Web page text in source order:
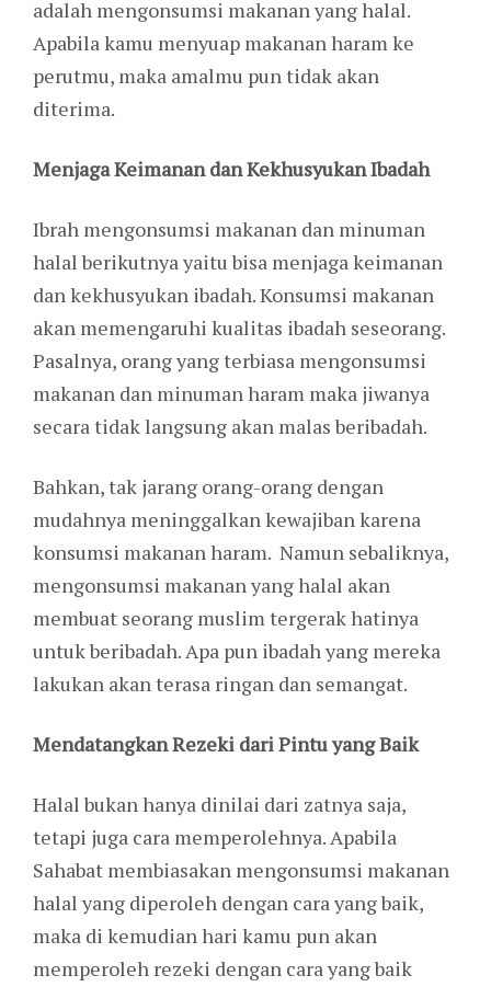
adalah mengonsumsi makanan yang halal.
Apabila kamu menyuap makanan haram ke
perutmu, maka amalmu pun tidak akan
diterima.
Menjaga Keimanan dan Kekhusyukan Ibadah
Ibrah mengonsumsi makanan dan minuman
halal berikutnya yaitu bisa menjaga keimanan
dan kekhusyukan ibadah. Konsumsi makanan
akan memengaruhi kualitas ibadah seseorang.
Pasalnya, orang yang terbiasa mengonsumsi
makanan dan minuman haram maka jiwanya
secara tidak langsung akan malas beribadah.
Bahkan, tak jarang orang-orang dengan
mudahnya meninggalkan kewajiban karena
konsumsi makanan haram. Namun sebaliknya,
mengonsumsi makanan yang halal akan
membuat seorang muslim tergerak hatinya
untuk beribadah. Apa pun ibadah yang mereka
lakukan akan terasa ringan dan semangat.
Mendatangkan Rezeki dari Pintu yang Baik
Halal bukan hanya dinilai dari zatnya saja,
tetapi juga cara memperolehnya. Apabila
Sahabat membiasakan mengonsumsi makanan
halal yang diperoleh dengan cara yang baik,
maka di kemudian hari kamu pun akan
memperoleh rezeki dengan cara yang baik